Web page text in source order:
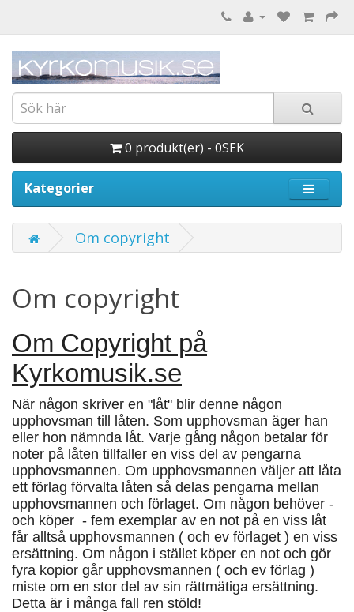
0 produkt(er) - 0SEK
Kategorier
Om copyright
Om copyright
Om Copyright på
Kyrkomusik.se
När någon skriver en "låt" blir denne någon
upphovsman till låten. Som upphovsman äger han
eller hon nämnda låt. Varje gång någon betalar för
noter på låten tillfaller en viss del av pengarna
upphovsmannen. Om upphovsmannen väljer att låta
ett förlag förvalta låten så delas pengarna mellan
upphovsmannen och förlaget. Om någon behöver -
och köper - fem exemplar av en not på en viss låt
får alltså upphovsmannen ( och ev förlaget ) en viss
ersättning. Om någon i stället köper en not och gör
fyra kopior går upphovsmannen ( och ev förlag )
miste om en stor del av sin rättmätiga ersättning.
Detta är i många fall ren stöld!